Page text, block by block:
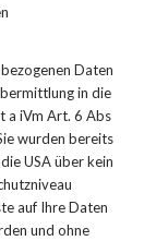
Daten
in die
a iVm Art. 6 Abs
wurden bereits
USA über kein
auf Ihre Daten
und ohne